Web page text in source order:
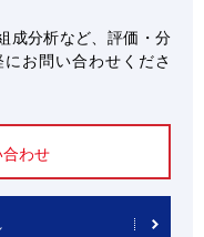
成分析など、評価・分
お問い合わせくださ
合わせ